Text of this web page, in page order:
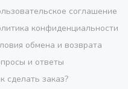
соглашение
конфиденциальности
обмена и возврата
и ответы
сделать заказ?